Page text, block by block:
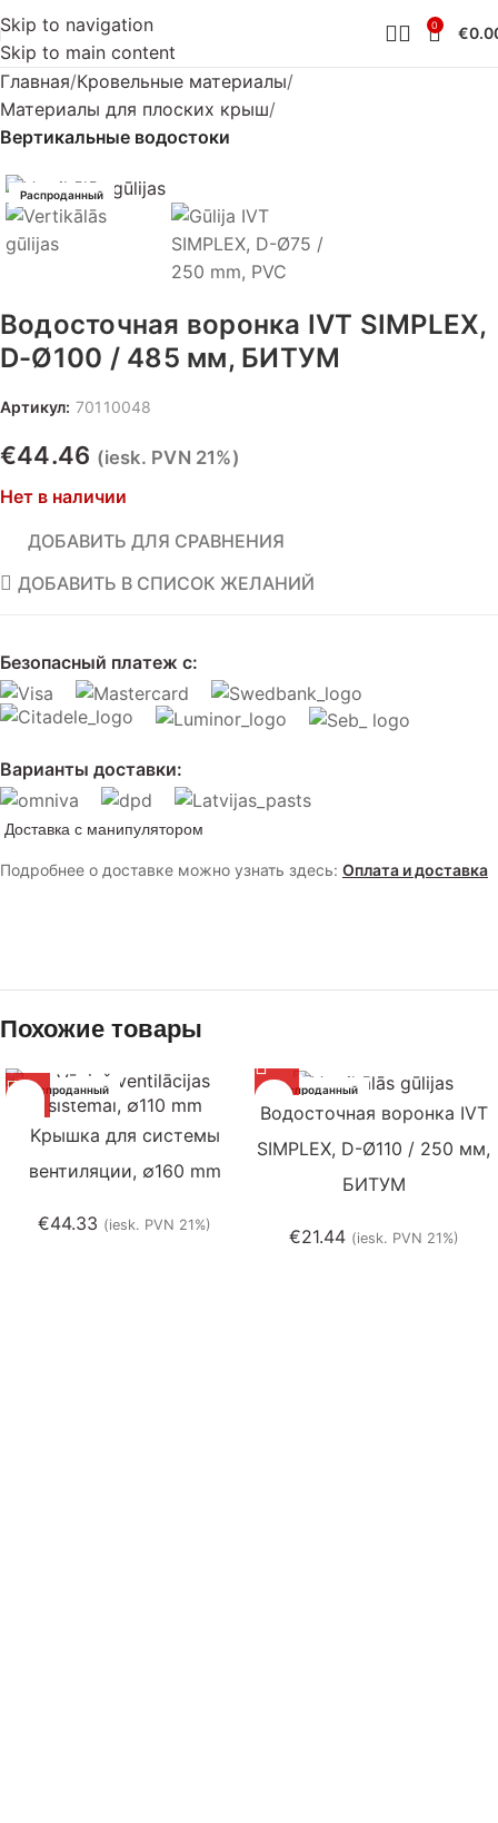
Skip to navigation
Skip to main content
0 €
Главная Кровельные материалы
Материалы для плоских крыш
Вертикальные водостоки
Распроданный
Водосточная воронка IVT SIMPLEX,
D-Ø100 / 485 мм, БИТУМ
Артикул: 70110048
€44.46 (iesk. PVN 21%)
Нет в наличии
Безопасный платеж с:
Варианты доставки:
Доставка с манипулятором
Подробнее о доставке можно узнать здесь: Оплата и доставка
ДОБАВИТЬ ДЛЯ СРАВНЕНИЯ
ДОБАВИТЬ В СПИСОК ЖЕЛАНИЙ
Похожие товары
Распроданный
Kрышка для системы
вентиляции, ∅160 mm
€44.33 (iesk. PVN 21%)
Распроданный
Водосточная воронка IVT
SIMPLEX, D-Ø110 / 250 мм,
БИТУМ
€21.44 (iesk. PVN 21%)